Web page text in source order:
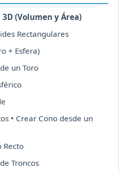
(Volumen y Área)
Rectangulares
+ Esfera)
un Toro
• Crear Cono desde un
Recto
Troncos